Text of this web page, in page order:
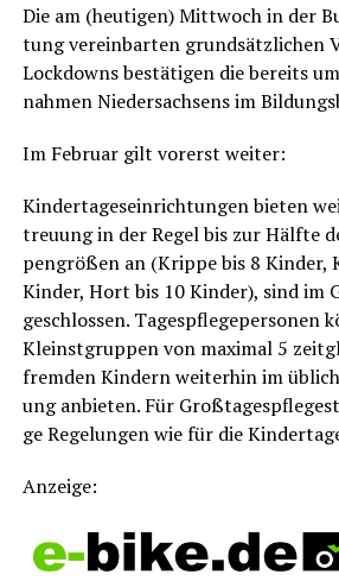
Die am (heu­ti­gen) Mitt­woch in der
tung ver­ein­bar­ten grund­sätz­li­chen
Lock­downs bestä­ti­gen die bereits
nah­men Nie­der­sach­sens im
Im Febru­ar gilt vor­erst weiter:
Kin­der­ta­ges­ein­rich­tun­gen bie­ten
treu­ung in der Regel bis zur Hälf­te
pen­grö­ßen an (Krip­pe bis 8 Kin­der,
Kin­der, Hort bis 10 Kin­der), sind im
geschlos­sen. Tages­pfle­ge­per­so­nen
Kleinst­grup­pen von maxi­mal 5
frem­den Kin­dern wei­ter­hin im
ung anbie­ten. Für
ge Rege­lun­gen wie für die
Anzei­ge: